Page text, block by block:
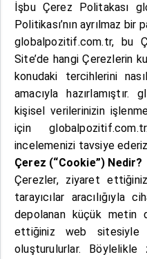
İşbu Çerez Politakası
Politikası’nın ayrılmaz bir
globalpozitif.com.tr, bu
Site’de hangi Çerezlerin
konudaki tercihlerini
amacıyla hazırlamıştır.
kişisel verilerinizin
için
incelemenizi tavsiye
Çerez (“Cookie”) Nedir?
Çerezler, ziyaret
tarayıcılar aracılığıyla
depolanan küçük metin
ettiğiniz web sitesiyle
oluşturulurlar.